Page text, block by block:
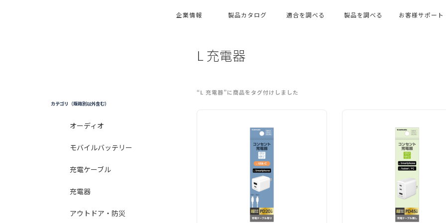
企業情報 製品カタログ 適合を調べる 製品を調べる お客様サポート
カテゴリ（販路別以外含む）
オーディオ
モバイルバッテリー
充電ケーブル
充電器
アウトドア・防災
L 充電器
“L 充電器”に商品をタグ付けしました